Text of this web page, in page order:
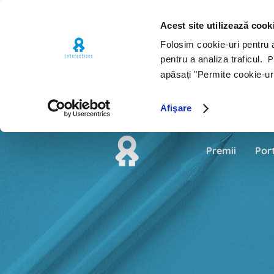
Acest site utilizează
Folosim cookie-uri pentru
pentru a analiza traficul.
apăsați "Permite cookie-
Afişare
Premii